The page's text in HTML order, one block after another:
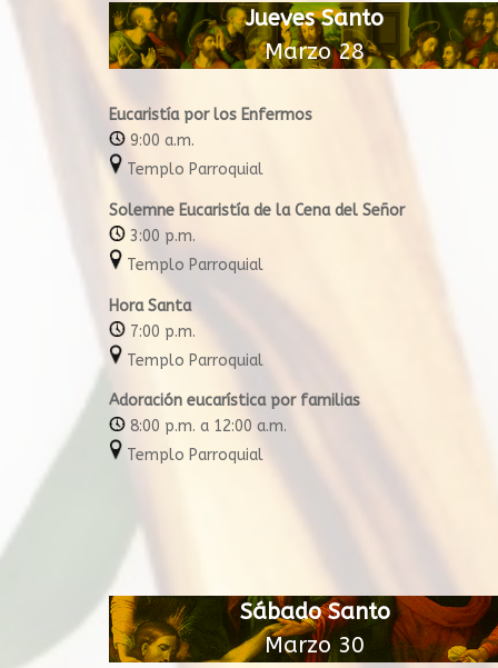
Jueves Santo
Marzo 28
Eucaristía por los Enfermos
9:00 a.m.
Templo Parroquial
Solemne Eucaristía de la Cena del Señor
3:00 p.m.
Templo Parroquial
Hora Santa
7:00 p.m.
Templo Parroquial
Adoración eucarística por familias
8:00 p.m. a 12:00 a.m.
Templo Parroquial
Sábado Santo
Marzo 30